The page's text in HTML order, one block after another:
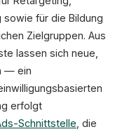
für die Bildung
Zielgruppen. Aus
lassen sich neue,
— ein
erfolgt
Schnittstelle , die